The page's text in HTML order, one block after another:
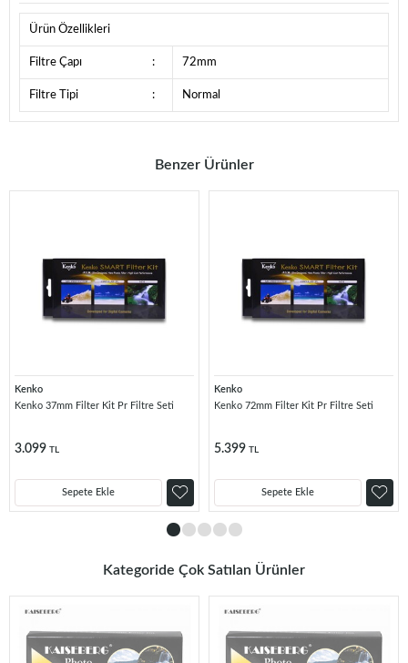
Ürün Özellikleri
Filtre Çapı : 72mm
Filtre Tipi : Normal
Benzer Ürünler
Kenko
Kenko 37mm Filter Kit Pr Filtre Seti
3.099 TL
Sepete Ekle
Kenko
Kenko 72mm Filter Kit Pr Filtre Seti
5.399 TL
Sepete Ekle
Kategoride Çok Satılan Ürünler